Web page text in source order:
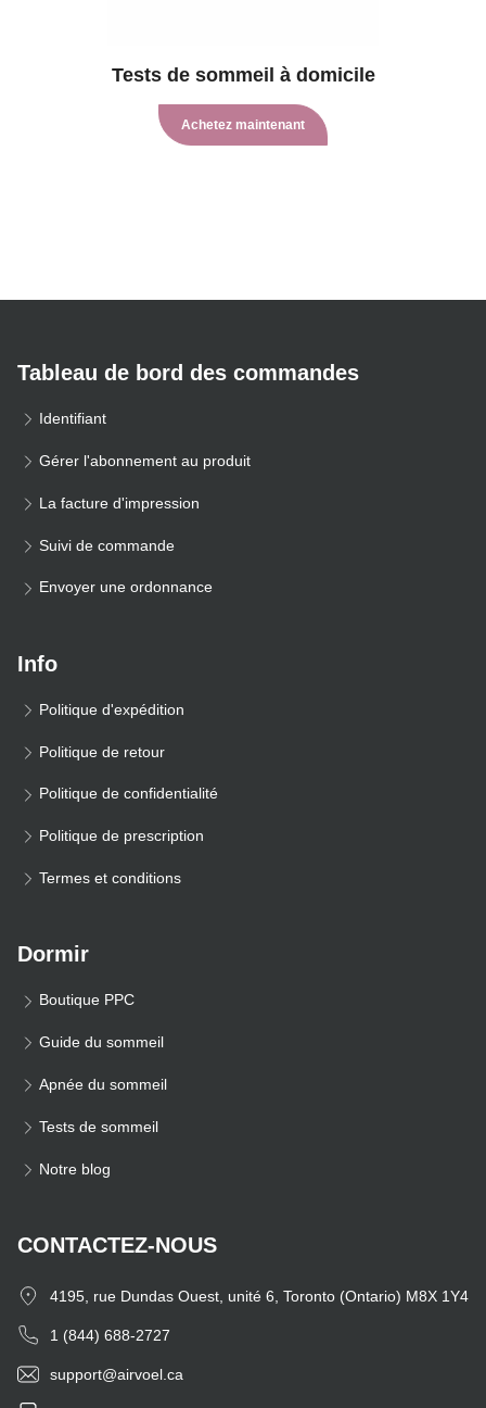
Tests de sommeil à domicile
Achetez maintenant
Tableau de bord des commandes
Identifiant
Gérer l'abonnement au produit
La facture d'impression
Suivi de commande
Envoyer une ordonnance
Info
Politique d'expédition
Politique de retour
Politique de confidentialité
Politique de prescription
Termes et conditions
Dormir
Boutique PPC
Guide du sommeil
Apnée du sommeil
Tests de sommeil
Notre blog
CONTACTEZ-NOUS
4195, rue Dundas Ouest, unité 6, Toronto (Ontario) M8X 1Y4
1 (844) 688-2727
support@airvoel.ca